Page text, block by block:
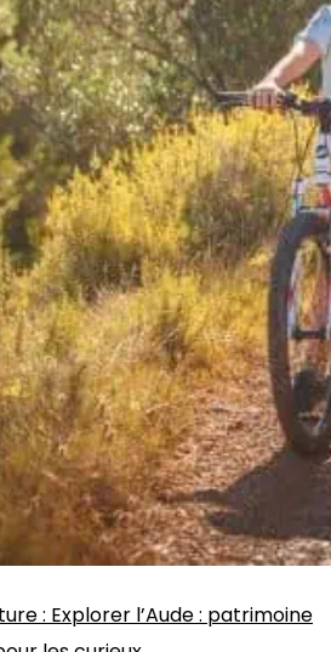
: Explorer l’Aude : patrimoine